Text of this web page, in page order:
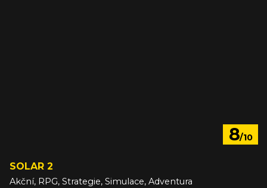
8/10
SOLAR 2
Akční, RPG, Strategie, Simulace, Adventura